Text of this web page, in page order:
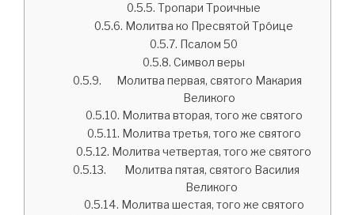
Тропари Троичные
Молитва ко Пресвятой Тро́ице
Псалом 50
Символ веры
Молитва первая, святого Макария
Великого
Молитва вторая, того же святого
Молитва третья, того же святого
Молитва четвертая, того же святого
Молитва пятая, святого Василия
Великого
Молитва шестая, того же святого